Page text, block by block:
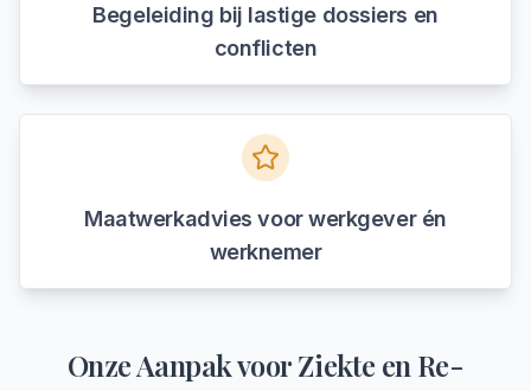
Begeleiding bij lastige dossiers en
conflicten
Maatwerkadvies voor werkgever én
werknemer
Onze Aanpak voorZiekte en Re-